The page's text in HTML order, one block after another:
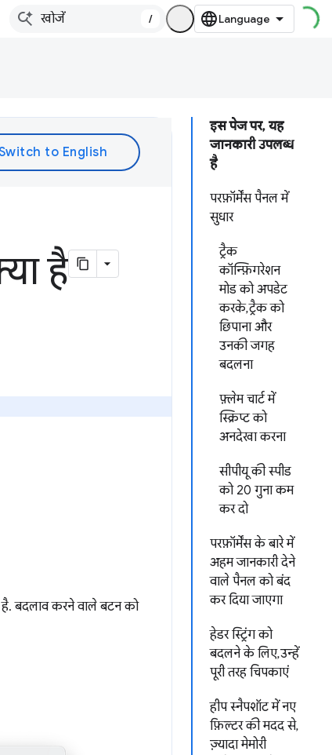
/
इस पेज पर, यह
जानकारी उपलब्ध
है
परफ़ॉर्मेंस पैनल में
सुधार
ट्रैक
कॉन्फ़िगरेशन
मोड को अपडेट
करके, ट्रैक को
छिपाना और
उनकी जगह
बदलना
फ़्लेम चार्ट में
स्क्रिप्ट को
अनदेखा करना
सीपीयू की स्पीड
को 20 गुना कम
कर दो
परफ़ॉर्मेंस के बारे में
अहम जानकारी देने
वाले पैनल को बंद
कर दिया जाएगा
हेडर स्ट्रिंग को
बदलने के लिए, उन्हें
पूरी तरह चिपकाएं
हीप स्नैपशॉट में नए
फ़िल्टर की मदद से,
ज़्यादा मेमोरी
है
बदलाव करने वाले बटन को